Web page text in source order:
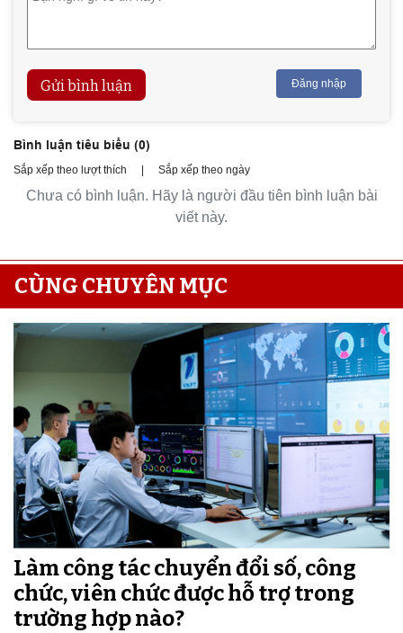
Gửi bình luận Đăng nhập
Bình luận tiêu biểu (0)
Sắp xếp theo lượt thích | Sắp xếp theo ngày
Chưa có bình luận. Hãy là người đầu tiên bình luận bài
viết này.
CÙNG CHUYÊN MỤC
Làm công tác chuyển đổi số, công
chức, viên chức được hỗ trợ trong
trường hợp nào?